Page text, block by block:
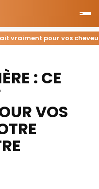
vraiment pour vos
: CE
VOS